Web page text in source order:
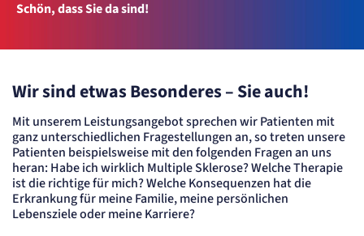
Schön, dass Sie da sind!
Wir sind etwas Besonderes – Sie auch!
Mit unserem Leistungsangebot sprechen wir Patienten mit
ganz unterschiedlichen Fragestellungen an, so treten unsere
Patienten beispielsweise mit den folgenden Fragen an uns
heran: Habe ich wirklich Multiple Sklerose? Welche Therapie
ist die richtige für mich? Welche Konsequenzen hat die
Erkrankung für meine Familie, meine persönlichen
Lebensziele oder meine Karriere?
die einwandfreie Funktion der Website
Name:
Anbieter:
etracker GmbH
Zweck:
Opt-In Cookie speichert die Entscheidung des Besuchers, wenn auf der Seite des
Kunden das Tracking Opt-In ausgespielt wird. Wird auch für ein eventuelles Opt-Out
verwendet.
Cookie Laufzeit:
"no" - 50 Jahre, "yes" - 480 Tage